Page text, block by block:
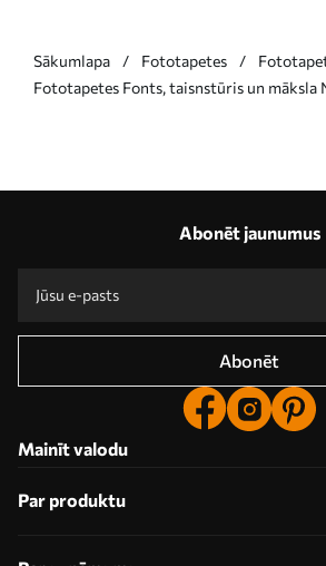
Sākumlapa Fototapetes
Fototapetes Fonts, taisnstūris un māksla
Abonēt jaunumus
Abonēt
Mainīt valodu
Par produktu